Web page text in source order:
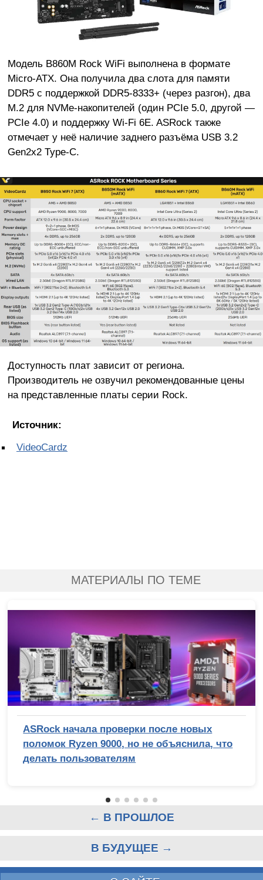
Модель B860M Rock WiFi выполнена в формате
Micro-ATX. Она получила два слота для памяти
DDR5 с поддержкой DDR5-8333+ (через разгон), два
M.2 для NVMe-накопителей (один PCIe 5.0, другой —
PCIe 4.0) и поддержку Wi-Fi 6E. ASRock также
отмечает у неё наличие заднего разъёма USB 3.2
Gen2x2 Type-C.
Доступность плат зависит от региона.
Производитель не озвучил рекомендованные цены
на представленные платы серии Rock.
Источник:
VideoCardz
МАТЕРИАЛЫ ПО ТЕМЕ
ASRock начала проверки после новых
поломок Ryzen 9000, но не объяснила, что
делать пользователям
← В ПРОШЛОЕ
В БУДУЩЕЕ →